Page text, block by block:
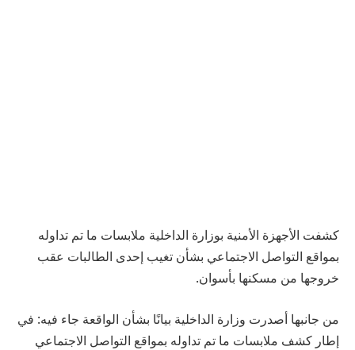
كشفت الأجهزة الأمنية بوزارة الداخلية ملابسات ما تم تداوله
بمواقع التواصل الاجتماعي بشأن تغيب إحدى الطالبات عقب
خروجها من مسكنها بأسوان.
من جانبها أصدرت وزارة الداخلية بيانًا بشأن الواقعة جاء فيه: في
إطار كشف ملابسات ما تم تداوله بمواقع التواصل الاجتماعي